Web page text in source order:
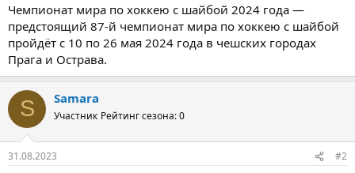
Чемпионат мира по хоккею с шайбой 2024 года —
предстоящий 87-й чемпионат мира по хоккею с шайбой
пройдёт с 10 по 26 мая 2024 года в чешских городах
Прага и Острава.
S Samara
Участник Рейтинг сезона: 0
31.08.2023 #2